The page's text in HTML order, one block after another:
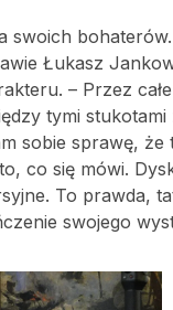
swoich
Łukasz
– Przez
tymi stukotami
sobie sprawę,
co się mówi.
To prawda,
swojego